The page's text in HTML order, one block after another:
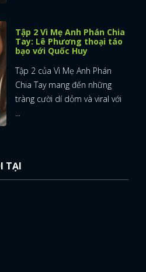
Tập 2 Vì Mẹ Anh Phán Chia
Tay: Lê Phương thoại táo
bạo với Quốc Huy
Tập 2 của Vì Mẹ Anh Phán
Chia Tay mang đến những
tràng cười dí dỏm và viral với
TẠI